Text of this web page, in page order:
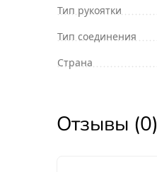
Тип рукоятки
Тип соединения
Страна
Отзывы (0)